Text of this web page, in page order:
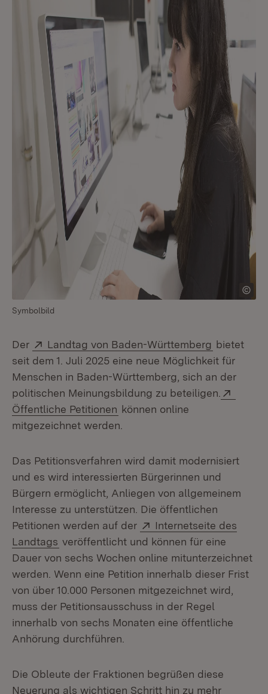
Symbolbild
Der Extern:
Landtag von Baden-Württemberg (Öffnet in
bietet
seit dem 1. Juli 2025 eine neue Möglichkeit für
Menschen in Baden-Württemberg, sich an der
politischen Meinungsbildung zu beteiligen.
Öffentliche Petitionen (Öffnet in neuem Fenster)
können online
mitgezeichnet werden.
Das Petitionsverfahren wird damit modernisiert
und es wird interessierten Bürgerinnen und
Bürgern ermöglicht, Anliegen von allgemeinem
Interesse zu unterstützen. Die öffentlichen
Petitionen werden auf der
Extern:
Internetseite des
Landtags (Öffnet in neuem Fenster)
veröffentlicht und können für eine
Dauer von sechs Wochen online mitunterzeichnet
werden. Wenn eine Petition innerhalb dieser Frist
von über 10.000 Personen mitgezeichnet wird,
muss der Petitionsausschuss in der Regel
innerhalb von sechs Monaten eine öffentliche
Anhörung durchführen.
Die Obleute der Fraktionen begrüßen diese
Neuerung als wichtigen Schritt hin zu mehr